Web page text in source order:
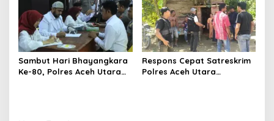
Sambut Hari Bhayangkara
Ke-80, Polres Aceh Utara
Respons Cepat Satreskrim
Polres Aceh Utara